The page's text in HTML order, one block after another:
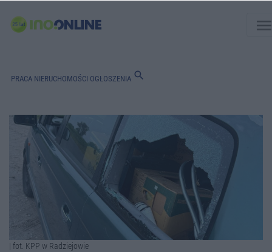
PRACA NIERUCHOMOŚCI OGŁOSZENIA search
| fot. KPP w Radziejowie